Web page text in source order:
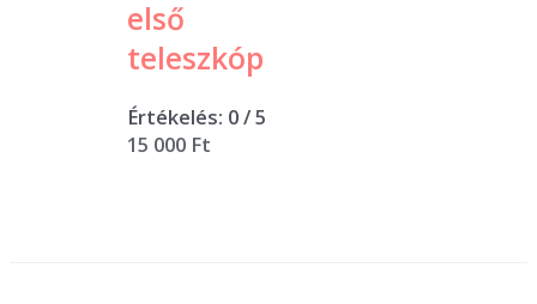
első
teleszkóp
Értékelés: 0/ 5
15 000 Ft